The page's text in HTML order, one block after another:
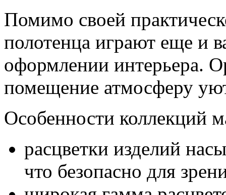
Помимо своей
полотенца играют еще и
оформлении интерьера.
помещение атмосферу
Особенности коллекций
расцветки изделий
что безопасно для